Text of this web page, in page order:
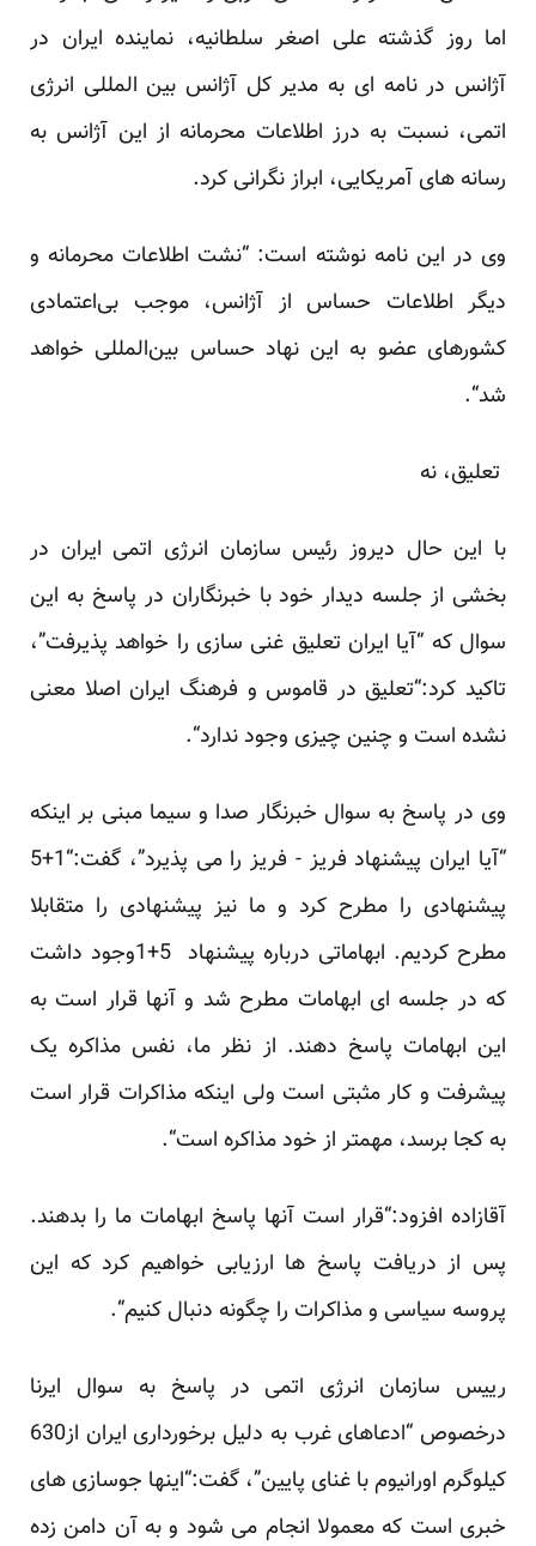
اما ‏روز گذشته علی اصغر سلطانیه، نماینده ایران در
آژانس در نامه ای به مدیر کل آژانس بین المللی انرژی
اتمی، نسبت ‏به درز اطلاعات محرمانه از این آژانس به
رسانه های آمریکایی، ابراز نگرانی کرد‏‎.‎‏ ‏
وی در این نامه نوشته است: “نشت اطلاعات محرمانه و
دیگر اطلاعات حساس از آژانس، موجب بی‌اعتمادی
‏کشورهای عضو به این نهاد حساس بین‌المللی خواهد
شد‏‎.“‎
با این حال دیروز رئیس سازمان انرژی اتمی ایران در
بخشی از جلسه دیدار خود با خبرنگاران در پاسخ به این
سوال ‏که “آیا ایران تعلیق غنی سازی را خواهد پذیرفت”،
تاکید کرد:“تعلیق در قاموس و فرهنگ ایران اصلا معنی
نشده است ‏و چنین چیزی وجود ندارد‎.“‎
وی در پاسخ به سوال خبرنگار صدا و سیما مبنی بر اینکه
“آیا ایران پیشنهاد فریز - فریز را می پذیرد”، گفت:“1+5
‏پیشنهادی را مطرح کرد و ما نیز پیشنهادی را متقابلا
مطرح کردیم. ابهاماتی درباره پیشنهاد ‏‎1+5 ‎وجود داشت
که در ‏جلسه ای ابهامات مطرح شد و آنها قرار است به
این ابهامات پاسخ دهند‎.‎‏ از نظر ما، نفس مذاکره یک
پیشرفت و کار ‏مثبتی است ولی اینکه مذاکرات قرار است
به کجا برسد، مهمتر از خود مذاکره است‎.“‎
آقازاده افزود:“قرار است آنها پاسخ ابهامات ما را بدهند.
پس از دریافت پاسخ ها ارزیابی خواهیم کرد که این
پروسه ‏سیاسی و مذاکرات را چگونه دنبال کنیم‎.“‎
رییس سازمان انرژی اتمی در پاسخ به سوال ایرنا
درخصوص “ادعاهای غرب به دلیل برخورداری ایران از630
‏کیلوگرم اورانیوم با غنای پایین”، گفت:“اینها جوسازی های
خبری است که معمولا انجام می شود و به آن دامن زده